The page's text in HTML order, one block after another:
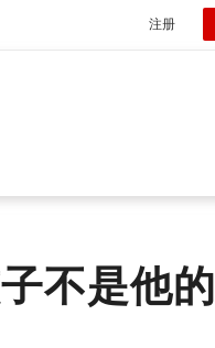
注册
不是他的